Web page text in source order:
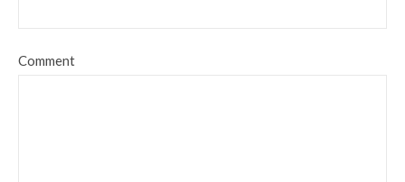
Comment